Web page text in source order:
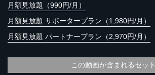
月額見放題（990円/月）
月額見放題 サポータープラン（1,980円/月）
月額見放題 パートナープラン（2,970円/月）
この動画が含まれるセット